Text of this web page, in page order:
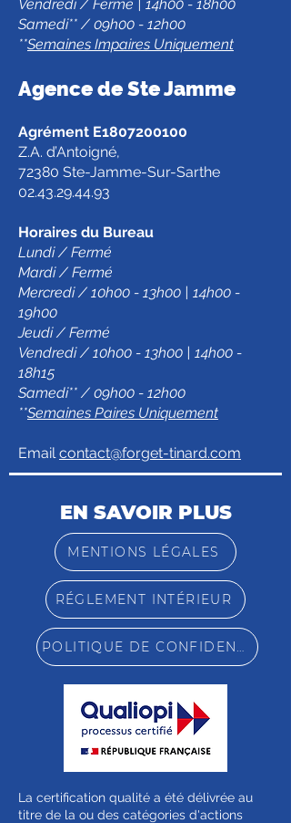
Vendredi / Fermé | 14h00 - 18h00
Samedi** / 09h00 - 12h00
**Semaines Impaires Uniquement
Agence de Ste Jamme
Agrément E1807200100
Z.A. d’Antoigné,
72380 Ste-Jamme-Sur-Sarthe
02.43.29.44.93
Horaires du Bureau
Lundi / Fermé
Mardi / Fermé
Mercredi / 10h00 - 13h00 | 14h00 -
19h00
Jeudi / Fermé
Vendredi / 10h00 - 13h00 | 14h00 -
18h15
Samedi** / 09h00 - 12h00
**Semaines Paires Uniquement
Emailcontact@forget-tinard.com
EN SAVOIR PLUS
MENTIONS LÉGALES
RÉGLEMENT INTÉRIEUR
POLITIQUE DE CONFIDENTIALITÉ
La certification qualité a été délivrée au
titre de la ou des catégories d'actions